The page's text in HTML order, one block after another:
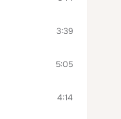
3:39
5:05
4:14